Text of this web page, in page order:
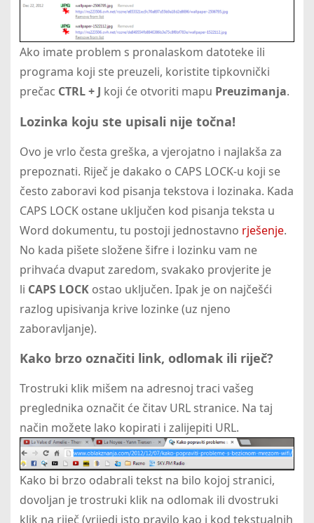
Ako imate problem s pronalaskom datoteke ili
programa koji ste preuzeli, koristite tipkovnički
prečac CTRL + J koji će otvoriti mapu Preuzimanja.
Lozinka koju ste upisali nije točna!
Ovo je vrlo česta greška, a vjerojatno i najlakša za
prepoznati. Riječ je dakako o CAPS LOCK-u koji se
često zaboravi kod pisanja tekstova i lozinaka. Kada
CAPS LOCK ostane uključen kod pisanja teksta u
Word dokumentu, tu postoji jednostavno rješenje.
No kada pišete složene šifre i lozinku vam ne
prihvaća dvaput zaredom, svakako provjerite je
li CAPS LOCKostao uključen. Ipak je on najčešći
razlog upisivanja krive lozinke (uz njeno
zaboravljanje).
Kako brzo označiti link, odlomak ili riječ?
Trostruki klik mišem na adresnoj traci vašeg
preglednika označit će čitav URL stranice. Na taj
način možete lako kopirati i zalijepiti URL.
Kako bi brzo odabrali tekst na bilo kojoj stranici,
dovoljan je trostruki klik na odlomak ili dvostruki
klik na riječ (vrijedi isto pravilo kao i kod tekstualnih